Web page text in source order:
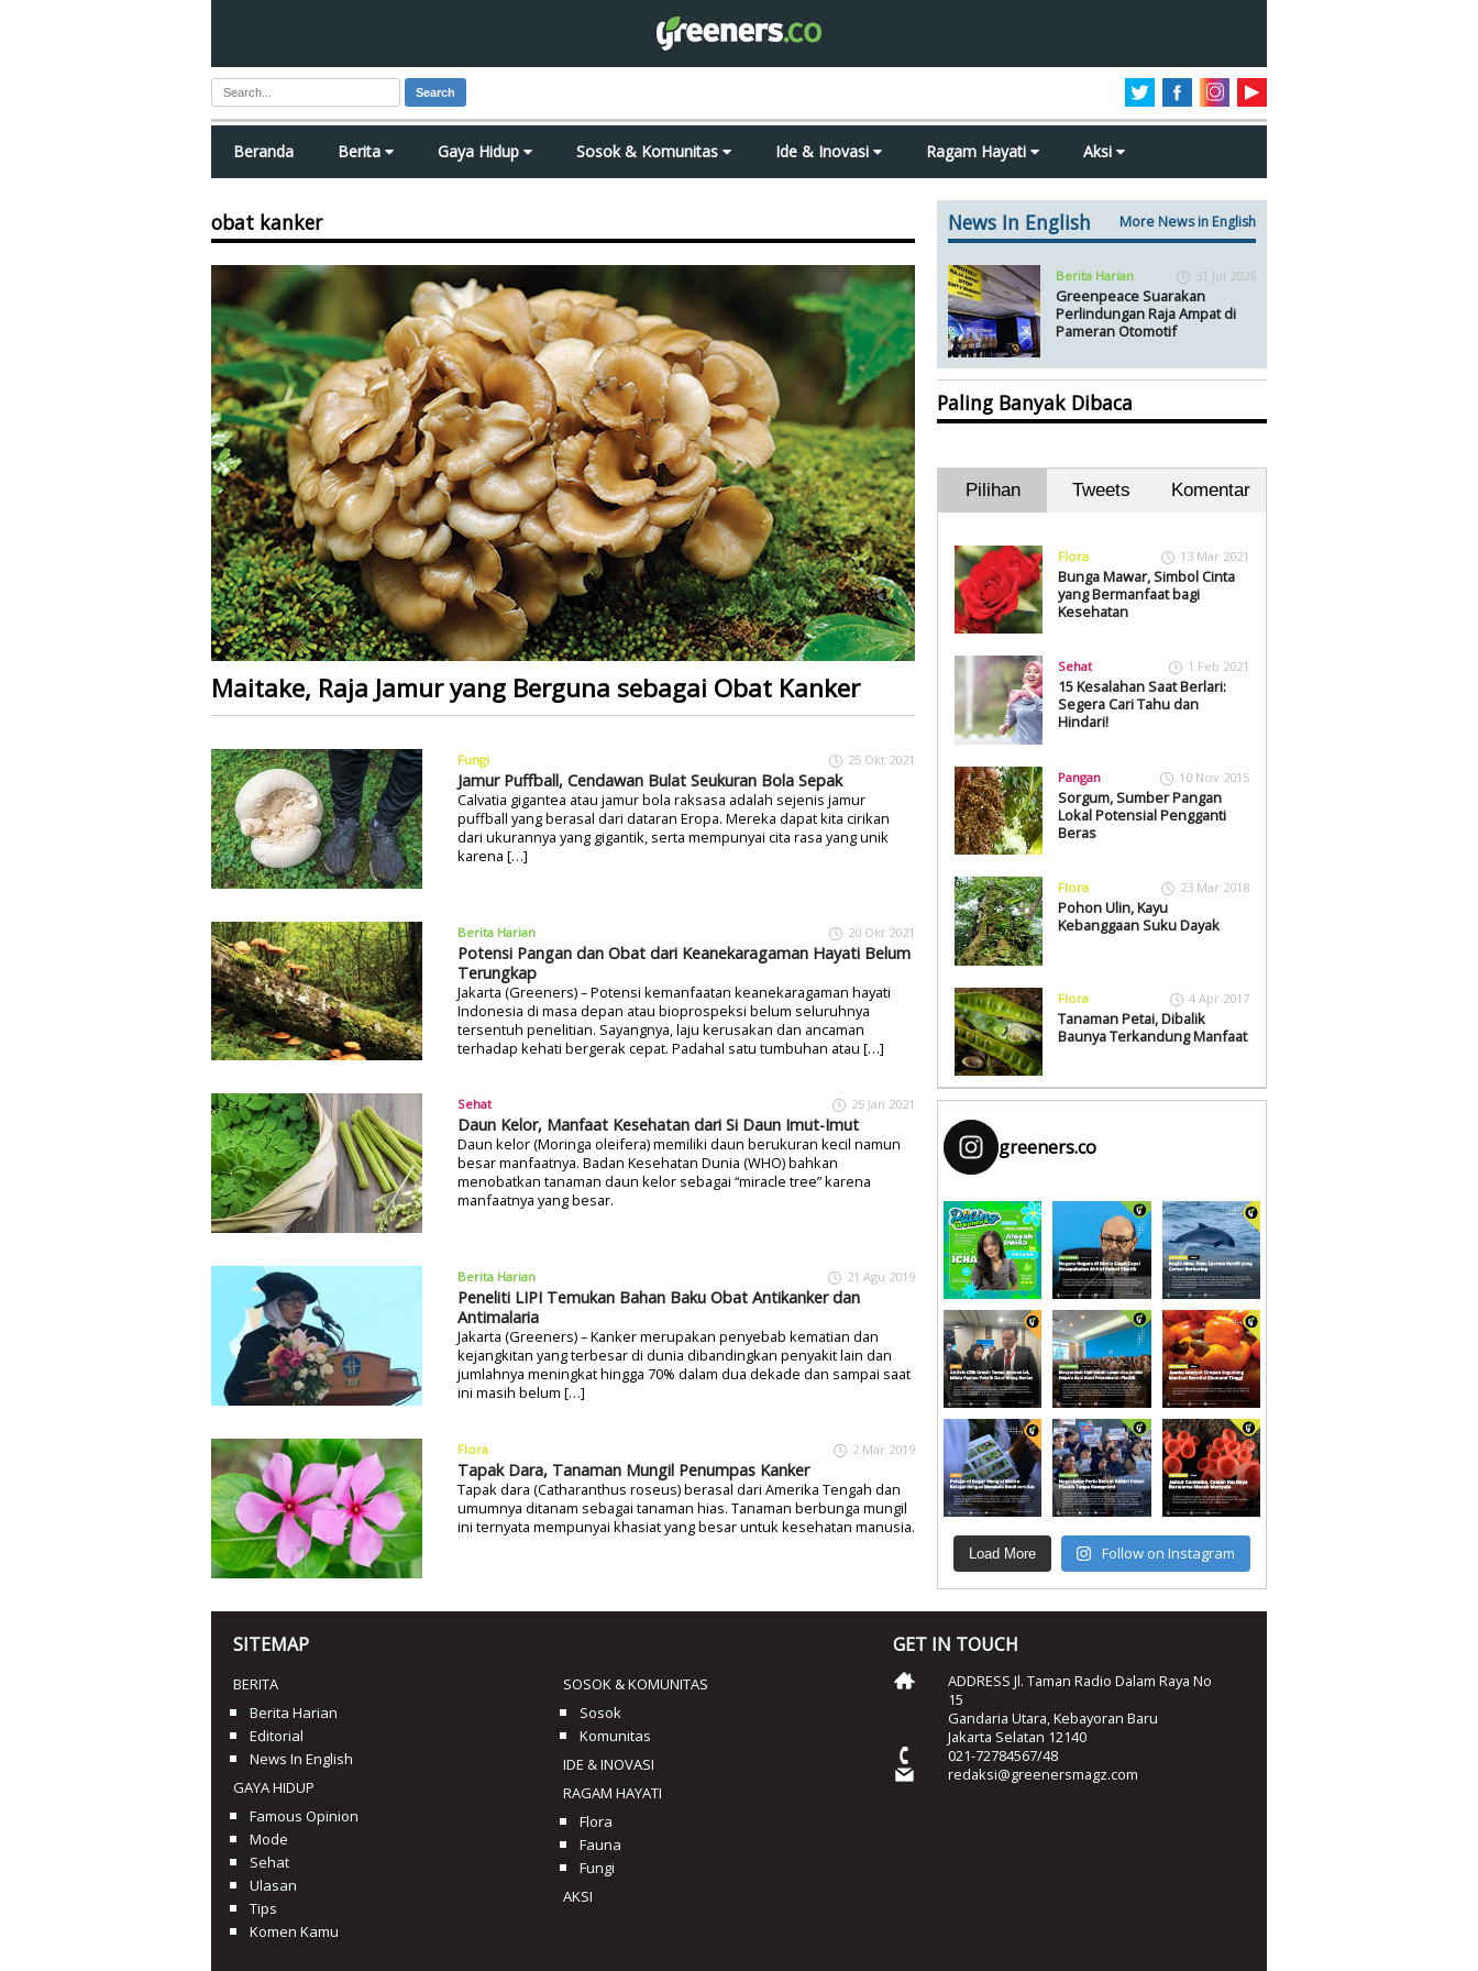
Search
Beranda Berita Gaya Hidup Sosok & Komunitas Ide & Inovasi Ragam Hayati Aksi
obat kanker
Maitake, Raja Jamur yang Berguna sebagai Obat Kanker
Fungi 25 Okt 2021
Jamur Puffball, Cendawan Bulat Seukuran Bola Sepak
Calvatia gigantea atau jamur bola raksasa adalah sejenis jamur
puffball yang berasal dari dataran Eropa. Mereka dapat kita cirikan
dari ukurannya yang gigantik, serta mempunyai cita rasa yang unik
karena […]
Berita Harian 20 Okt 2021
Potensi Pangan dan Obat dari Keanekaragaman Hayati Belum
Terungkap
Jakarta (Greeners) – Potensi kemanfaatan keanekaragaman hayati
Indonesia di masa depan atau bioprospeksi belum seluruhnya
tersentuh penelitian. Sayangnya, laju kerusakan dan ancaman
terhadap kehati bergerak cepat. Padahal satu tumbuhan atau […]
Sehat 25 Jan 2021
Daun Kelor, Manfaat Kesehatan dari Si Daun Imut-Imut
Daun kelor (Moringa oleifera) memiliki daun berukuran kecil namun
besar manfaatnya. Badan Kesehatan Dunia (WHO) bahkan
menobatkan tanaman daun kelor sebagai “miracle tree” karena
manfaatnya yang besar.
Berita Harian 21 Agu 2019
Peneliti LIPI Temukan Bahan Baku Obat Antikanker dan
Antimalaria
Jakarta (Greeners) – Kanker merupakan penyebab kematian dan
kejangkitan yang terbesar di dunia dibandingkan penyakit lain dan
jumlahnya meningkat hingga 70% dalam dua dekade dan sampai saat
ini masih belum […]
Flora 2 Mar 2019
Tapak Dara, Tanaman Mungil Penumpas Kanker
Tapak dara (Catharanthus roseus) berasal dari Amerika Tengah dan
umumnya ditanam sebagai tanaman hias. Tanaman berbunga mungil
ini ternyata mempunyai khasiat yang besar untuk kesehatan manusia.
News In English More News in English
Berita Harian 31 Jul 2026
Greenpeace Suarakan
Perlindungan Raja Ampat di
Pameran Otomotif
Paling Banyak Dibaca
Pilihan Tweets Komentar
Flora 13 Mar 2021
Bunga Mawar, Simbol Cinta
yang Bermanfaat bagi
Kesehatan
Sehat 1 Feb 2021
15 Kesalahan Saat Berlari:
Segera Cari Tahu dan
Hindari!
Pangan 10 Nov 2015
Sorgum, Sumber Pangan
Lokal Potensial Pengganti
Beras
Flora 23 Mar 2018
Pohon Ulin, Kayu
Kebanggaan Suku Dayak
Flora 4 Apr 2017
Tanaman Petai, Dibalik
Baunya Terkandung Manfaat
greeners.co
Load More Follow on Instagram
SITEMAP
BERITA
Berita Harian
Editorial
News In English
GAYA HIDUP
Famous Opinion
Mode
Sehat
Ulasan
Tips
Komen Kamu
SOSOK & KOMUNITAS
Sosok
Komunitas
IDE & INOVASI
RAGAM HAYATI
Flora
Fauna
Fungi
AKSI
GET IN TOUCH
ADDRESS Jl. Taman Radio Dalam Raya No
15
Gandaria Utara, Kebayoran Baru
Jakarta Selatan 12140
021-72784567/48
redaksi@greenersmagz.com